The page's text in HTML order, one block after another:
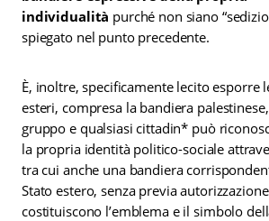
individualità purché non siano
spiegato nel punto precedente.
È, inoltre, specificamente lecito esporre
esteri, compresa la bandiera
gruppo e qualsiasi cittadin* può
la propria identità politico-sociale
tra cui anche una bandiera
Stato estero, senza previa
costituiscono l’emblema e il simbolo